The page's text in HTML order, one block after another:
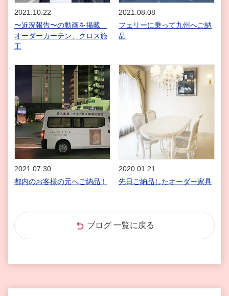
2021.10.22
〜近況報告〜の動画を掲載
オーダーカーテン、クロス施
工
2021.08.08
フェリーに乗って九州へご納
品
2021.07.30
都内のお客様の元へご納品！
2020.01.21
先日ご納品したオーダー家具
ブログ 一覧に戻る